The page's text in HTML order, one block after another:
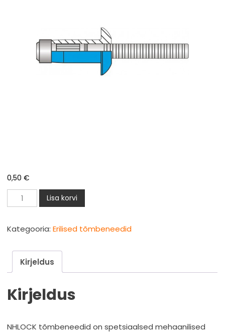
0,50€
Terasneet
6,4x24mm
St/St
NHLOCK
tugev
Lisa korvi
Kategooria:Erilised tõmbeneedid
Kirjeldus
Kirjeldus
NHLOCK tõmbeneedid on spetsiaalsed mehaanilised